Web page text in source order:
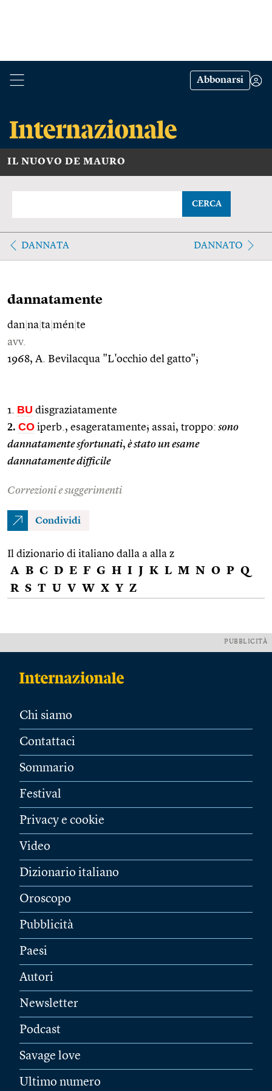
Abbonarsi
IL NUOVO DE MAURO
CERCA
DANNATA DANNATO
dannatamente
dan na ta mén te
avv.
1968, A. Bevilacqua "L'occhio del gatto";
1. BU disgraziatamente
2. CO iperb., esageratamente; assai, troppo: sono
dannatamente sfortunati, è stato un esame
dannatamente difficile
Correzioni e suggerimenti
Condividi
Il dizionario di italiano dalla a alla z
A B C D E F G H I J K L M N O P Q
R S T U V W X Y Z
PUBBLICITÀ
Chi siamo
Contattaci
Sommario
Festival
Privacy e cookie
Video
Dizionario italiano
Oroscopo
Pubblicità
Paesi
Autori
Newsletter
Podcast
Savage love
Ultimo numero